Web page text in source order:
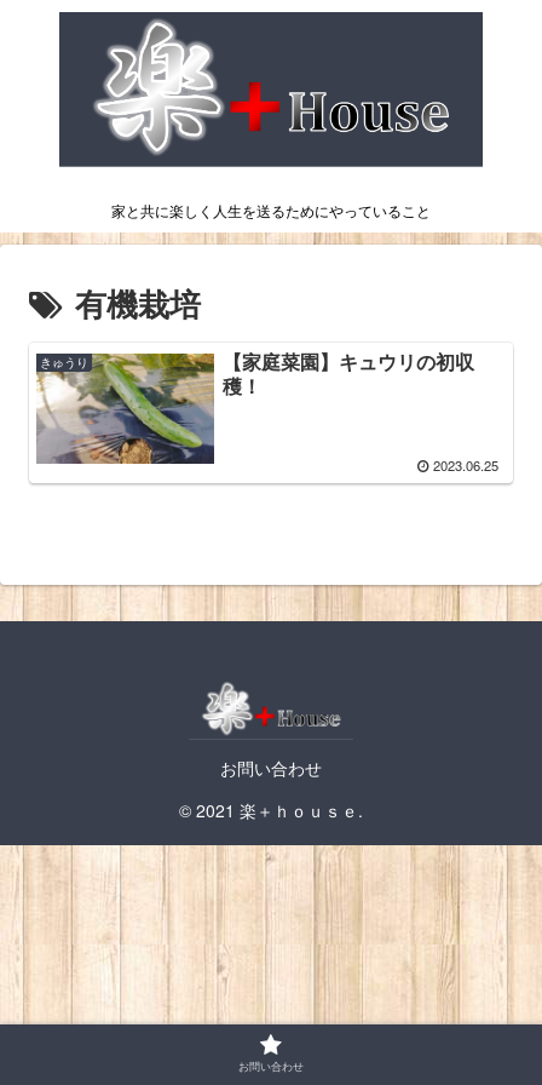
家と共に楽しく人生を送るためにやっていること
有機栽培
きゅうり
【家庭菜園】キュウリの初収
穫！
2023.06.25
お問い合わせ
© 2021 楽＋ｈｏｕｓｅ.
お問い合わせ